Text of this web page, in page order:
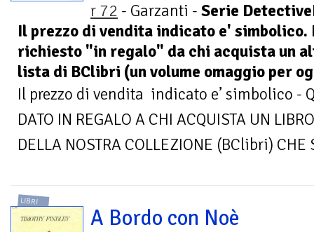
r 72 - Garzanti - Serie
Il prezzo di vendita indicato e' simbolico.
richiesto "in regalo" da chi acquista un
lista di BClibri (un volume omaggio per
Il prezzo di vendita indicato e’ simbolico -
DATO IN REGALO A CHI ACQUISTA UN
DELLA NOSTRA COLLEZIONE (BClibri) CHE
LIBRI
A Bordo con Noè